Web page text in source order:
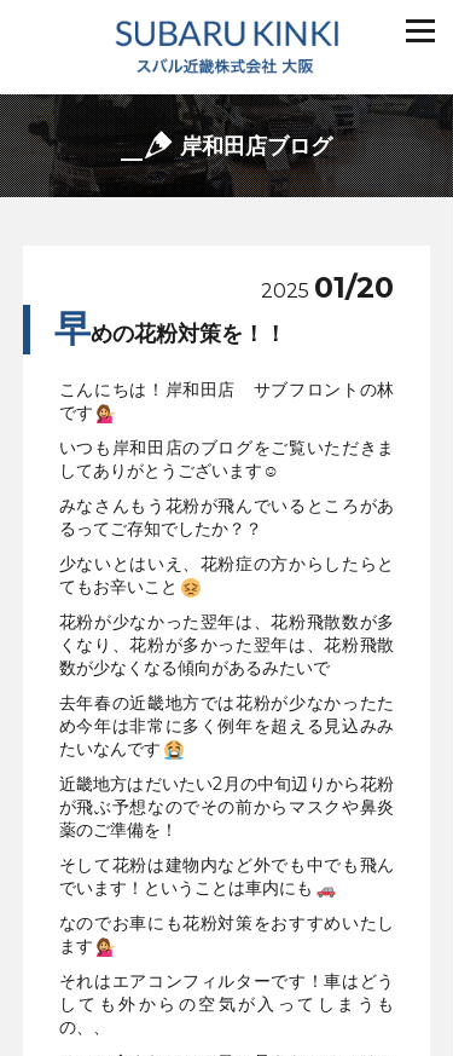
岸和田店ブログ
2025 01/20
早めの花粉対策を！！
こんにちは！岸和田店 サブフロントの林
です
いつも岸和田店のブログをご覧いただきま
してありがとうございます☺
みなさんもう花粉が飛んでいるところがあ
るってご存知でしたか？？
少ないとはいえ、花粉症の方からしたらと
てもお辛いこと
花粉が少なかった翌年は、花粉飛散数が多
くなり、花粉が多かった翌年は、花粉飛散
数が少なくなる傾向があるみたいで
去年春の近畿地方では花粉が少なかったた
め今年は非常に多く例年を超える見込みみ
たいなんです
近畿地方はだいたい2月の中旬辺りから花粉
が飛ぶ予想なのでその前からマスクや鼻炎
薬のご準備を！
そして花粉は建物内など外でも中でも飛ん
でいます！ということは車内にも
なのでお車にも花粉対策をおすすめいたし
ます
それはエアコンフィルターです！車はどう
しても外からの空気が入ってしまうも
の、、